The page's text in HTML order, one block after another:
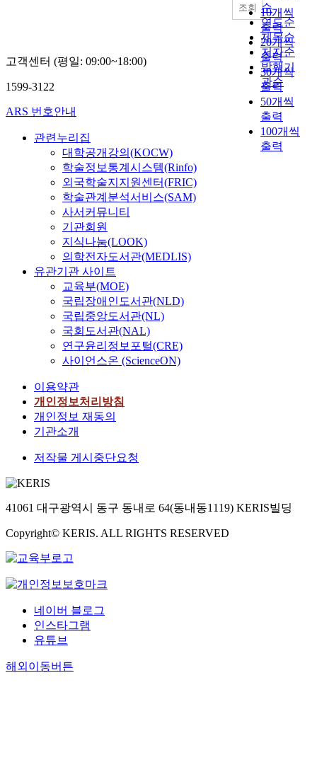
순
연도순
제목순
저자순
발행기
관순
10개씩
출력
20개씩
출력
30개씩
출력
50개씩
출력
100개씩
출력
조회
고객센터 (평일: 09:00~18:00)
1599-3122
ARS 번호안내
관련누리집
대학공개강의(KOCW)
학술정보통계시스템(Rinfo)
외국학술지지원센터(FRIC)
학술관계분석서비스(SAM)
사서커뮤니티
기관회원
지식나눔(LOOK)
의학전자도서관(MEDLIS)
유관기관 사이트
교육부(MOE)
국립장애인도서관(NLD)
국립중앙도서관(NL)
국회도서관(NAL)
연구윤리정보포털(CRE)
사이언스온 (ScienceON)
이용약관
개인정보처리방침
개인정보 재동의
기관소개
저작물 게시중단요청
41061 대구광역시 동구 동내로 64(동내동1119) KERIS빌딩
Copyright© KERIS. ALL RIGHTS RESERVED
네이버 블로그
인스타그램
유튜브
해외이동버튼